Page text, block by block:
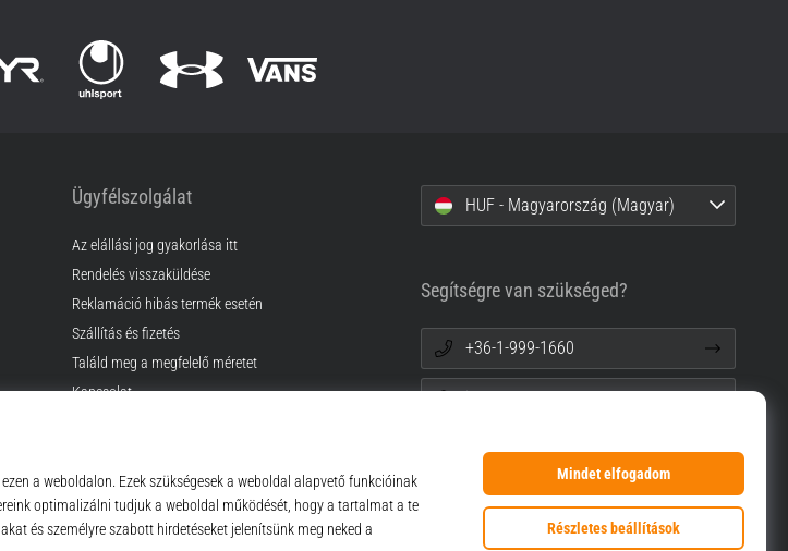
Ügyfélszolgálat
Az elállási jog gyakorlása itt
Rendelés visszaküldése
Reklamáció hibás termék esetén
Szállítás és fizetés
Találd meg a megfelelő méretet
Kapcsolat
HUF - Magyarország (Magyar)
Segítségre van szükséged?
+36-1-999-1660
info@top4sport.hu